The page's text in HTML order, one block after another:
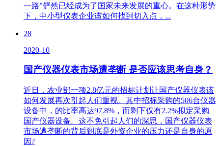
一路”俨然已经成为了国家未来发展的重心。在这种形势
下，中小型仪表企业该如何找到切入点，...
28
2020-10
国产仪器仪表市场遭垄断 是否应该思考自身？
近日，农业部一项2.8亿元的招标计划让国产仪器仪表该
如何发展再次引起人们重视。其中招标采购的506台仪器
设备中，的比率高达97.8%，而剩下仅有2.2%拟定采购
国产仪器设备。这不免引起人们的深思，国产仪器仪表
市场遭垄断的背后到底是外资企业的压力还是自身的原
因?